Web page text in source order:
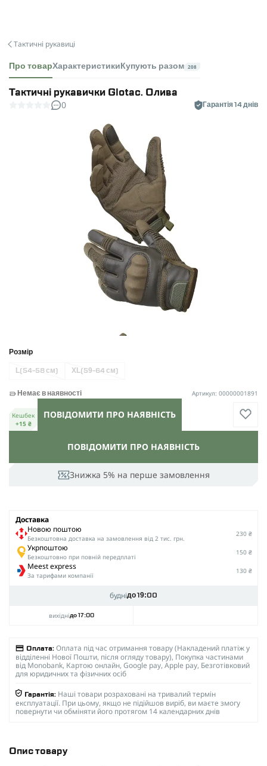
Тактичні рукавиці
Про товарХарактеристики Купують разом 208
Тактичні рукавички Glotac. Олива
0 Гарантія 14 днів
Розмір
L(54-58 см) XL(59-64 см)
Знижка 5% на перше замовлення
ПОВІДОМИТИ ПРО НАЯВНІСТЬ
Немає в наявності Артикул: 00000001891
Кешбек
+15 ₴
ПОВІДОМИТИ ПРО НАЯВНІСТЬ
Доставка
Новою поштою
Безкоштовна доставка на замовлення від 2 тис. грн.
230 ₴
Укрпоштою
Безкоштовно при повній передплаті
150 ₴
Meest express
За тарифами компанії
130 ₴
буднідо 19:00
вихіднідо 17:00
Оплата: Оплата під час отримання товару (Накладений платіж у
відділенні Нової Пошти, після огляду товару), Покупка частинами
від Monobank, Картою онлайн, Google pay, Apple pay, Безготівковий
для юридичних та фізичних осіб
Гарантія: Наші товари розраховані на тривалий термін
експлуатації. При цьому, якщо не підійшов виріб, ви маєте змогу
повернути чи обміняти його протягом 14 календарних днів
Опис товару